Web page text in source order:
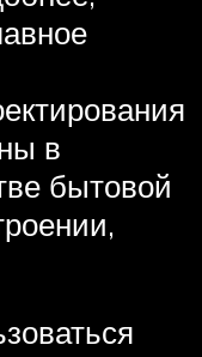
в
бытовой